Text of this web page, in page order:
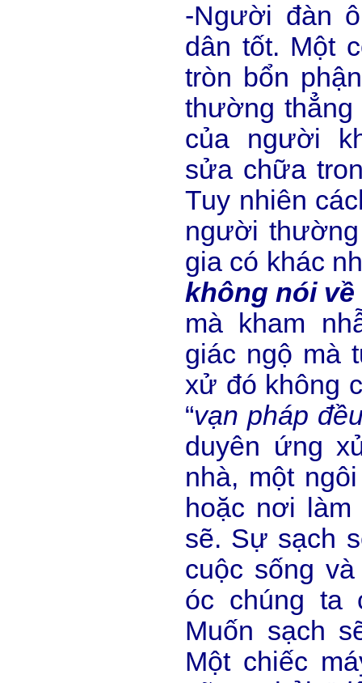
-Người đàn
dân tốt. Một
tròn bổn
thường
của người
sửa chữa
Tuy nhiên
người
gia có khác
không nói về
mà kham
giác ngộ mà
xử đó không
“vạn pháp
duyên ứng
nhà, một
hoặc nơi
sẽ. Sự sạch
cuộc sống
óc chúng ta
Muốn sạch
Một chiếc